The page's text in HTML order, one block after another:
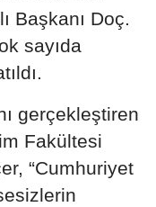
Hatay
Isparta
Mersin
İstanbul
İzmir
Başkanı Doç.
sayıda
gerçekleştiren
Fakültesi
“Cumhuriyet